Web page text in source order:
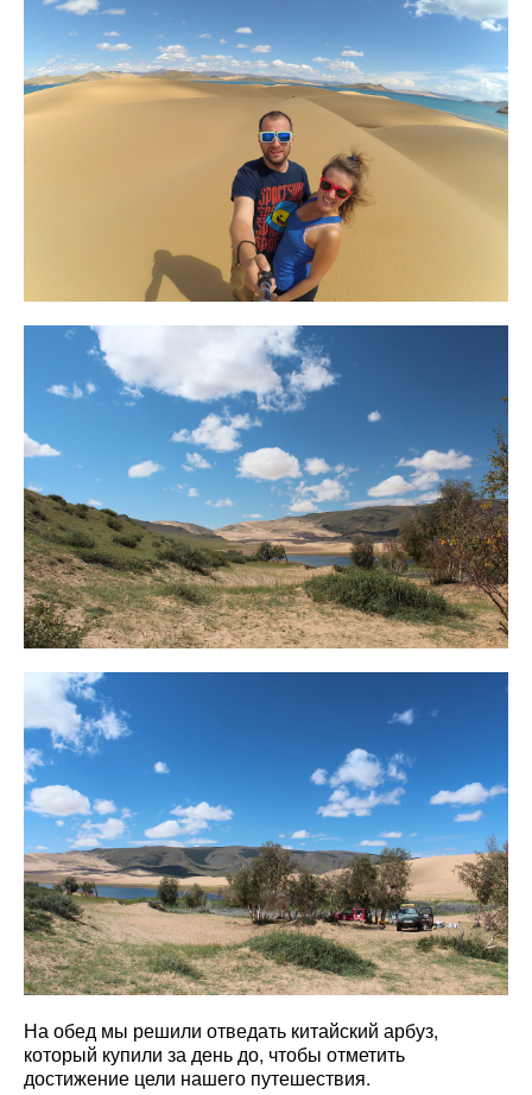
На обед мы решили отведать китайский арбуз,
который купили за день до, чтобы отметить
достижение цели нашего путешествия.